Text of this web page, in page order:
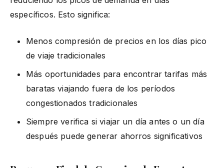
específicos. Esto significa:
Menos compresión de precios en los días pico
de viaje tradicionales
Más oportunidades para encontrar tarifas más
baratas viajando fuera de los períodos
congestionados tradicionales
Siempre verifica si viajar un día antes o un día
después puede generar ahorros significativos